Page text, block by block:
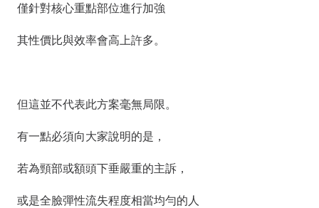
僅針對核心重點部位進行加強
其性價比與效率會高上許多。
但這並不代表此方案毫無局限。
有一點必須向大家說明的是，
若為頸部或額頭下垂嚴重的主訴，
或是全臉彈性流失程度相當均勻的人